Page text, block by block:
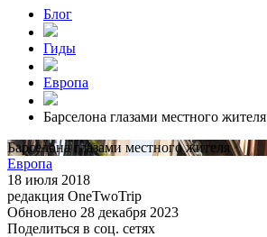
Блог
Гиды
Европа
Барселона глазами местного жителя
Барселона глазами местного жителя
Европа
18 июля 2018
редакция OneTwoTrip
Обновлено 28 декабря 2023
Поделиться в соц. сетях